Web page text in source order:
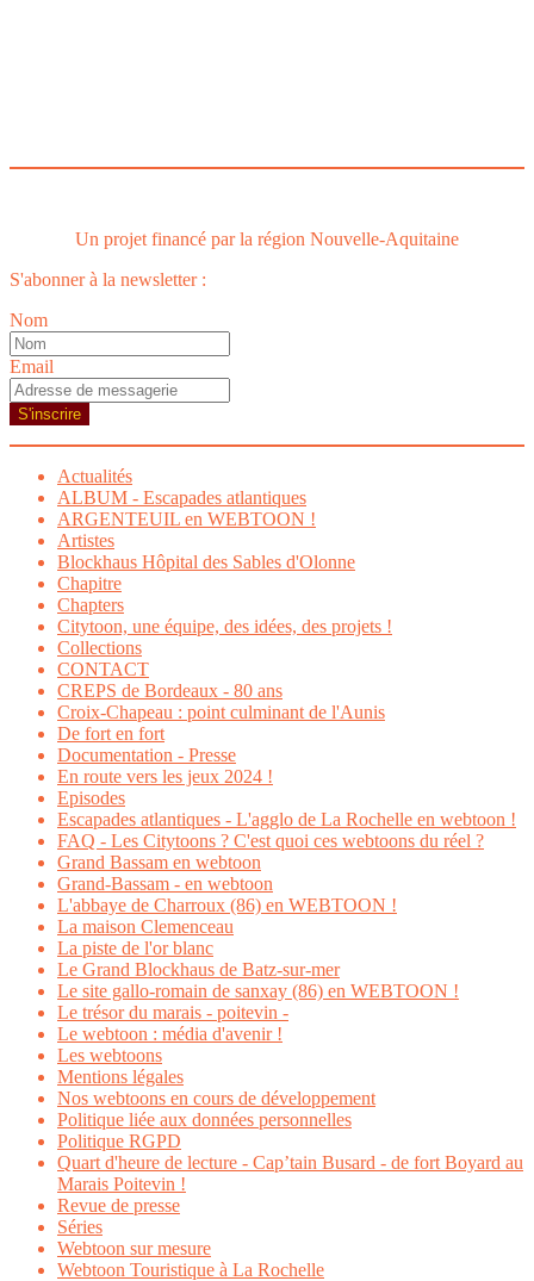
Un projet financé par la région Nouvelle-Aquitaine
S'abonner à la newsletter :
Nom
Email
S'inscrire
Actualités
ALBUM - Escapades atlantiques
ARGENTEUIL en WEBTOON !
Artistes
Blockhaus Hôpital des Sables d'Olonne
Chapitre
Chapters
Citytoon, une équipe, des idées, des projets !
Collections
CONTACT
CREPS de Bordeaux - 80 ans
Croix-Chapeau : point culminant de l'Aunis
De fort en fort
Documentation - Presse
En route vers les jeux 2024 !
Episodes
Escapades atlantiques - L'agglo de La Rochelle en webtoon !
FAQ - Les Citytoons ? C'est quoi ces webtoons du réel ?
Grand Bassam en webtoon
Grand-Bassam - en webtoon
L'abbaye de Charroux (86) en WEBTOON !
La maison Clemenceau
La piste de l'or blanc
Le Grand Blockhaus de Batz-sur-mer
Le site gallo-romain de sanxay (86) en WEBTOON !
Le trésor du marais - poitevin -
Le webtoon : média d'avenir !
Les webtoons
Mentions légales
Nos webtoons en cours de développement
Politique liée aux données personnelles
Politique RGPD
Quart d'heure de lecture - Cap’tain Busard - de fort Boyard au
Marais Poitevin !
Revue de presse
Séries
Webtoon sur mesure
Webtoon Touristique à La Rochelle